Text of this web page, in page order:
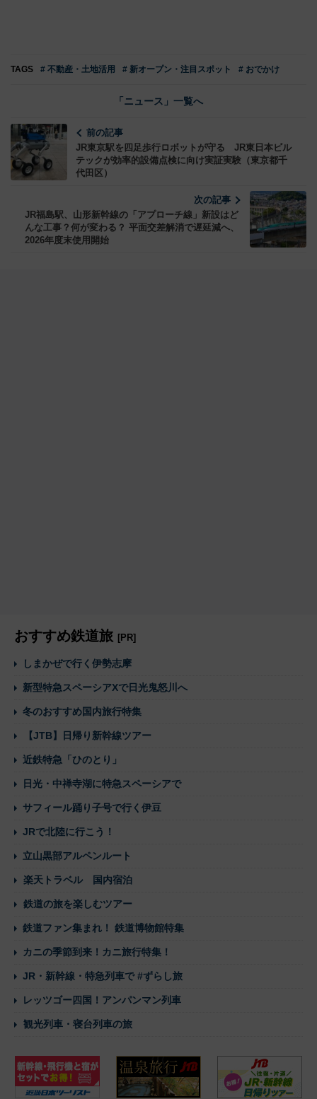
TAGS # 不動産・土地活用 # 新オープン・注目スポット # おでかけ
「ニュース」一覧へ
前の記事
JR東京駅を四足歩行ロボットが守る JR東日本ビル
テックが効率的設備点検に向け実証実験（東京都千
代田区）
次の記事
JR福島駅、山形新幹線の「アプローチ線」新設はど
んな工事？何が変わる？ 平面交差解消で遅延減へ、
2026年度末使用開始
おすすめ鉄道旅 [PR]
しまかぜで行く伊勢志摩
新型特急スペーシアXで日光鬼怒川へ
冬のおすすめ国内旅行特集
【JTB】日帰り新幹線ツアー
近鉄特急「ひのとり」
日光・中禅寺湖に特急スペーシアで
サフィール踊り子号で行く伊豆
JRで北陸に行こう！
立山黒部アルペンルート
楽天トラベル 国内宿泊
鉄道の旅を楽しむツアー
鉄道ファン集まれ！ 鉄道博物館特集
カニの季節到来！カニ旅行特集！
JR・新幹線・特急列車で #ずらし旅
レッツゴー四国！アンパンマン列車
観光列車・寝台列車の旅